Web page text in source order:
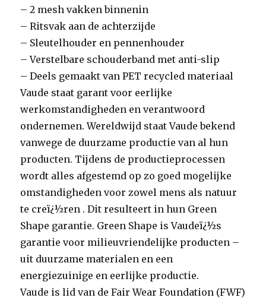
– 2 mesh vakken binnenin
– Ritsvak aan de achterzijde
– Sleutelhouder en pennenhouder
– Verstelbare schouderband met anti-slip
– Deels gemaakt van PET recycled materiaal
Vaude staat garant voor eerlijke
werkomstandigheden en verantwoord
ondernemen. Wereldwijd staat Vaude bekend
vanwege de duurzame productie van al hun
producten. Tijdens de productieprocessen
wordt alles afgestemd op zo goed mogelijke
omstandigheden voor zowel mens als natuur
te creï¿½ren . Dit resulteert in hun Green
Shape garantie. Green Shape is Vaudeï¿½s
garantie voor milieuvriendelijke producten –
uit duurzame materialen en een
energiezuinige en eerlijke productie.
Vaude is lid van de Fair Wear Foundation (FWF)